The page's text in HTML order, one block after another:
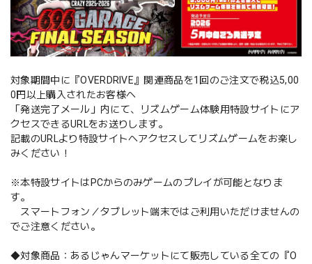
対象期間中に『OVERDRIVE』関連商品を1回のご注文で税込5,00
0円以上購入されたお客様へ
「発送完了メール」内にて、リズムゲーム体験用特設サイトにア
クセスできるURLをお送りします。
記載のURLより特設サイトへアクセスしてリズムゲームをお楽し
みください！
※本特設サイトはPCからのみゲームのプレイが可能となりま
す。
スマートフォン／タブレット端末ではご利用いただけませんの
でご注意ください。
◆対象商品：あるじゃんマーケットにて販売している全ての『O